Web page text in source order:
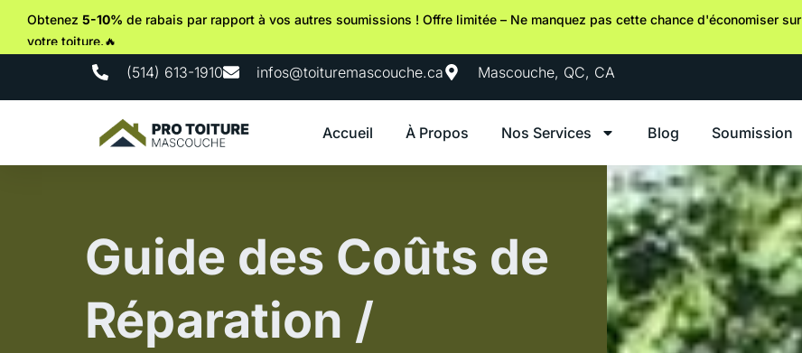
Obtenez 5-10% de rabais par rapport à vos autres soumissions ! Offre limitée – Ne manquez pas cette chance d'économiser sur
votre toiture.🔥
(514) 613-1910 infos@toituremascouche.ca Mascouche, QC, CA
Accueil À Propos Nos Services Blog Soumission
Guide des Coûts de
Réparation /